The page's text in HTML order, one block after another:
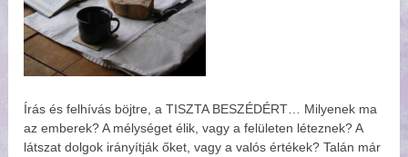
Írás és felhívás böjtre, a TISZTA BESZÉDÉRT… Milyenek ma
az emberek? A mélységet élik, vagy a felületen léteznek? A
látszat dolgok irányítják őket, vagy a valós értékek? Talán már